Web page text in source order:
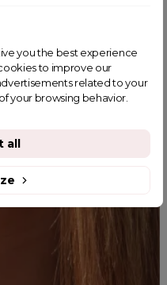
LIKE
you the best experience
to improve our
related to your
your browsing behavior.
all